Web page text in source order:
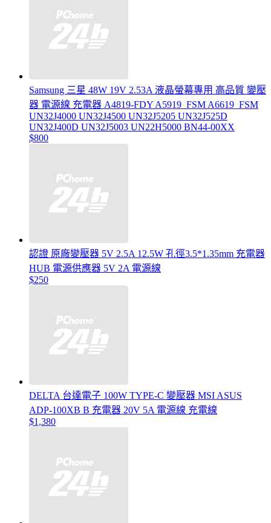
Samsung 三星 48W 19V 2.53A 液晶螢幕專用 高品質 變壓
器 電源線 充電器 A4819-FDY A5919_FSM A6619_FSM
UN32J4000 UN32J4500 UN32J5205 UN32J525D
UN32J400D UN32J5003 UN22H5000 BN44-00XX
$800
認證 原廠變壓器 5V 2.5A 12.5W 孔徑3.5*1.35mm 充電器
HUB 電源供應器 5V 2A 電源線
$250
DELTA 台達電子 100W TYPE-C 變壓器 MSI ASUS
ADP-100XB B 充電器 20V 5A 電源線 充電線
$1,380